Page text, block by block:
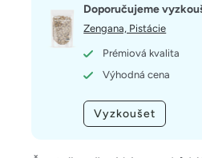
Doporučujeme
Zengana, Pistácie
Prémiová kvalita
Výhodná cena
Vyzkoušet